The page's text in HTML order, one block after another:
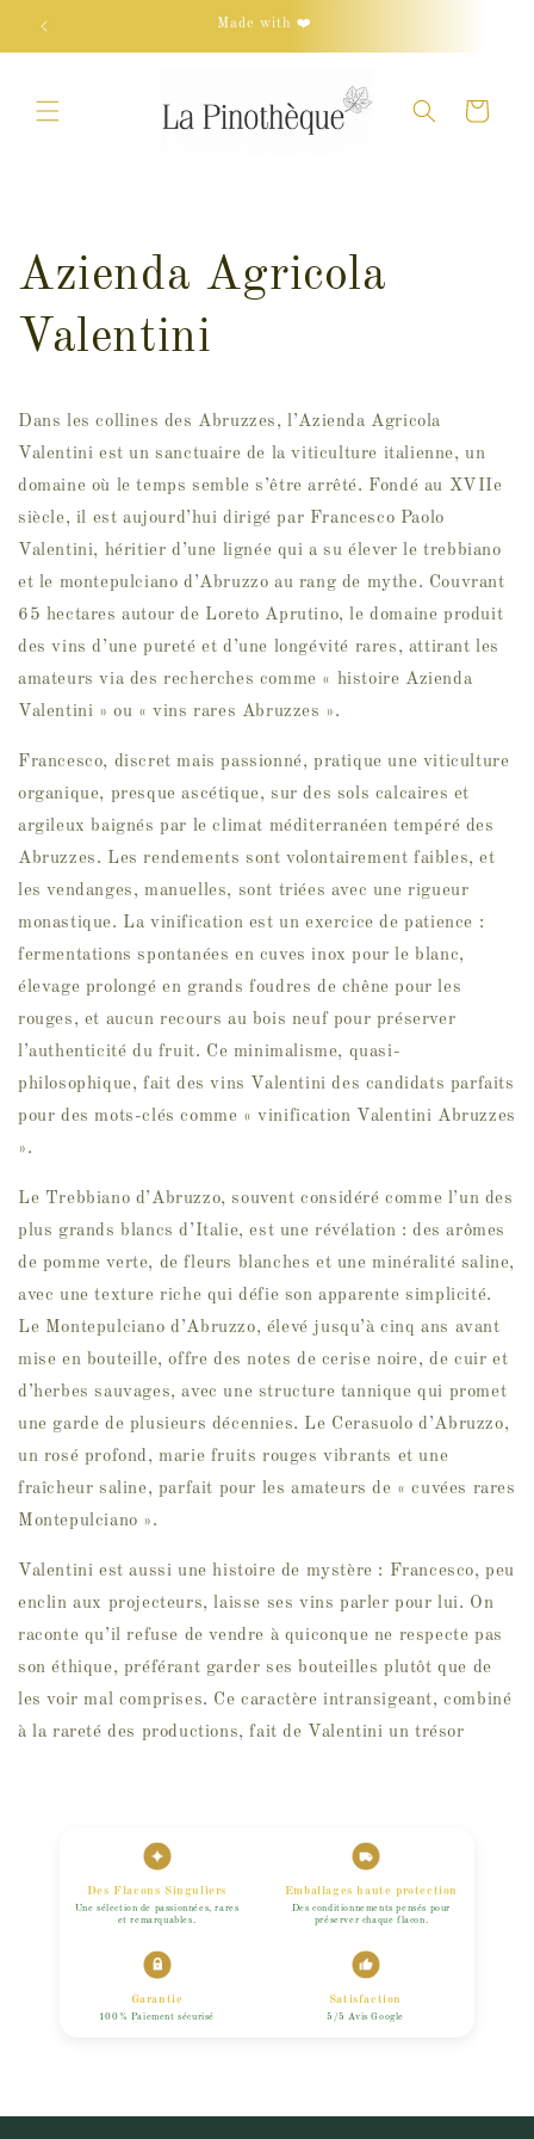
passer
Made with ❤️
Panier
Azienda Agricola
Valentini
Dans les collines des Abruzzes, l’Azienda Agricola
Valentini est un sanctuaire de la viticulture italienne, un
domaine où le temps semble s’être arrêté. Fondé au XVIIe
siècle, il est aujourd’hui dirigé par Francesco Paolo
Valentini, héritier d’une lignée qui a su élever le trebbiano
et le montepulciano d’Abruzzo au rang de mythe. Couvrant
65 hectares autour de Loreto Aprutino, le domaine produit
des vins d’une pureté et d’une longévité rares, attirant les
amateurs via des recherches comme « histoire Azienda
Valentini » ou « vins rares Abruzzes ».
Francesco, discret mais passionné, pratique une viticulture
organique, presque ascétique, sur des sols calcaires et
argileux baignés par le climat méditerranéen tempéré des
Abruzzes. Les rendements sont volontairement faibles, et
les vendanges, manuelles, sont triées avec une rigueur
monastique. La vinification est un exercice de patience :
fermentations spontanées en cuves inox pour le blanc,
élevage prolongé en grands foudres de chêne pour les
rouges, et aucun recours au bois neuf pour préserver
l’authenticité du fruit. Ce minimalisme, quasi-
philosophique, fait des vins Valentini des candidats parfaits
pour des mots-clés comme « vinification Valentini Abruzzes
».
Le Trebbiano d’Abruzzo, souvent considéré comme l’un des
plus grands blancs d’Italie, est une révélation : des arômes
de pomme verte, de fleurs blanches et une minéralité saline,
avec une texture riche qui défie son apparente simplicité.
Le Montepulciano d’Abruzzo, élevé jusqu’à cinq ans avant
mise en bouteille, offre des notes de cerise noire, de cuir et
d’herbes sauvages, avec une structure tannique qui promet
une garde de plusieurs décennies. Le Cerasuolo d’Abruzzo,
un rosé profond, marie fruits rouges vibrants et une
fraîcheur saline, parfait pour les amateurs de « cuvées rares
Montepulciano ».
Valentini est aussi une histoire de mystère : Francesco, peu
enclin aux projecteurs, laisse ses vins parler pour lui. On
raconte qu’il refuse de vendre à quiconque ne respecte pas
son éthique, préférant garder ses bouteilles plutôt que de
les voir mal comprises. Ce caractère intransigeant, combiné
à la rareté des productions, fait de Valentini un trésor
Des Flacons Singuliers
Une sélection de passionnées, rares
et remarquables.
Emballages haute protection
Des conditionnements pensés pour
préserver chaque flacon.
Garantie
100% Paiement sécurisé
Satisfaction
5/5 Avis Google